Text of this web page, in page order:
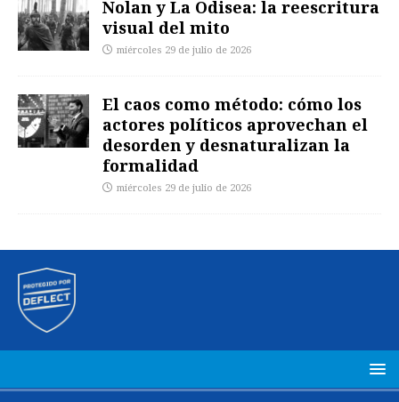
Nolan y La Odisea: la reescritura
visual del mito
miércoles 29 de julio de 2026
El caos como método: cómo los
actores políticos aprovechan el
desorden y desnaturalizan la
formalidad
miércoles 29 de julio de 2026